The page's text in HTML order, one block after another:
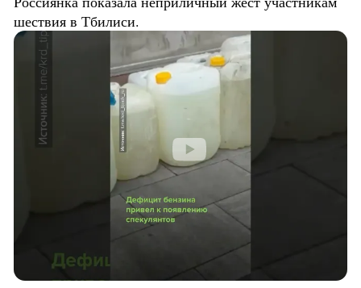
шествия в Тбилиси.